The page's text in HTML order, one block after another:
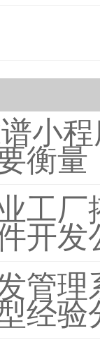
小
衡量
工
开发
管
经验